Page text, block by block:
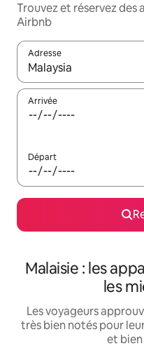
Trouvez et réservez des
Airbnb
Adresse
Lorsque les résultats
Arrivée
Départ
Malaisie : les
les
Les voyageurs
très bien notés pour
et